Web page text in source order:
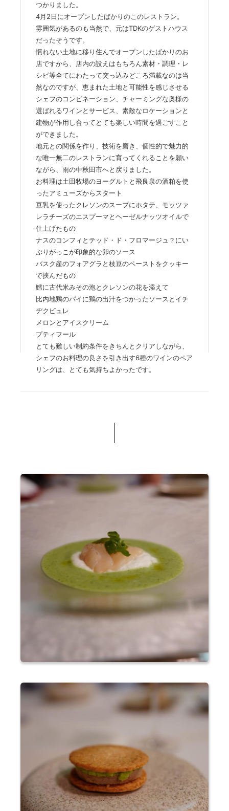
つかりました。
4月2日にオープンしたばかりのこのレストラン。
雰囲気があるのも当然で、元はTDKのゲストハウス
だったそうです。
慣れない土地に移り住んでオープンしたばかりのお
店ですから、店内の設えはもちろん素材・調理・レ
シピ等全てにわたって突っ込みどころ満載なのは当
然なのですが、恵まれた土地と可能性を感じさせる
シェフのコンビネーション、チャーミングな奥様の
選ばれるワインとサービス、素敵なロケーションと
建物が作用し合ってとても楽しい時間を過ごすこと
ができました。
地元との関係を作り、技術を磨き、個性的で魅力的
な唯一無二のレストランに育ってくれることを願い
ながら、雨の中秋田市へと戻りました。
お料理は土田牧場のヨーグルトと飛良泉の酒粕を使
ったアミューズからスタート
豆乳を使ったクレソンのスープにホタテ、モッツァ
レラチーズのエスプーマとヘーゼルナッツオイルで
仕上げたもの
ナスのコンフィとテッド・ド・フロマージュ？にい
ぷりがっこが印象的な卵のソース
バスク産のフォアグラと枝豆のペーストをクッキー
で挟んだもの
鱈に古代米みその泡とクレソンの花を添えて
比内地鶏のパイに鶏の出汁をつかったソースとイチ
ヂクビュレ
メロンとアイスクリーム
プティフール
とても難しい制約条件をきちんとクリアしながら、
シェフのお料理の良さを引き出す6種のワインのペア
リングは、とても気持ちよかったです。